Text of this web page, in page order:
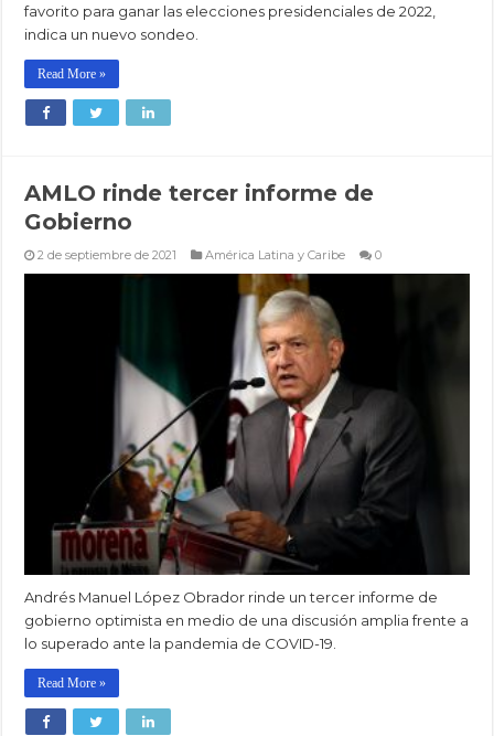
favorito para ganar las elecciones presidenciales de 2022,
indica un nuevo sondeo.
Read More »
AMLO rinde tercer informe de
Gobierno
2 de septiembre de 2021 América Latina y Caribe 0
Andrés Manuel López Obrador rinde un tercer informe de
gobierno optimista en medio de una discusión amplia frente a
lo superado ante la pandemia de COVID-19.
Read More »